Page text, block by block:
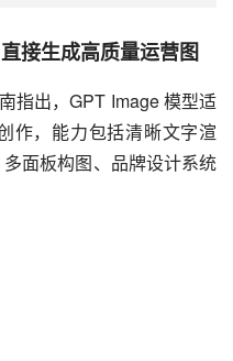
接生成高质量运营图
指出，GPT Image 模型适
作，能力包括清晰文字渲
面板构图、品牌设计系统